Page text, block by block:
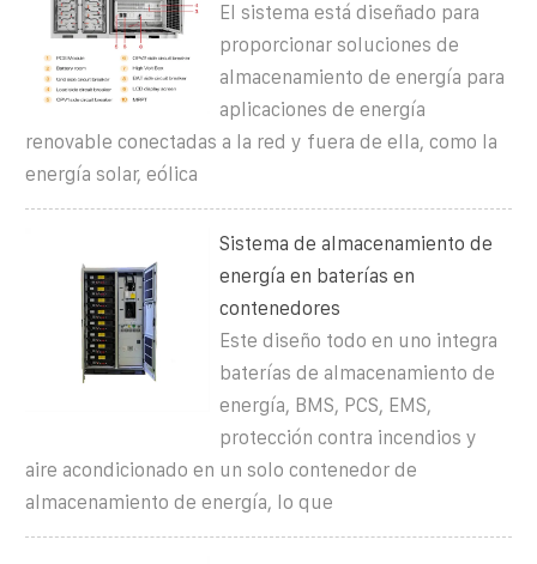
El sistema está diseñado para
proporcionar soluciones de
almacenamiento de energía para
aplicaciones de energía
renovable conectadas a la red y fuera de ella, como la
energía solar, eólica
Sistema de almacenamiento de
energía en baterías en
contenedores
Este diseño todo en uno integra
baterías de almacenamiento de
energía, BMS, PCS, EMS,
protección contra incendios y
aire acondicionado en un solo contenedor de
almacenamiento de energía, lo que